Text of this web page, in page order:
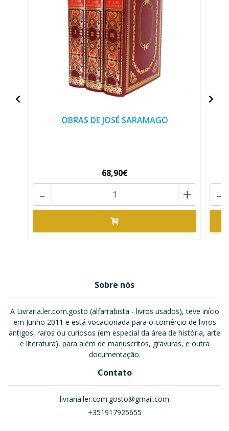
OBRAS DE JOSÉ SARAMAGO
68,90€
+
- -
Sobre nós
A Livraria.ler.com.gosto (alfarrabista - livros usados), teve início
em Junho 2011 e está vocacionada para o comércio de livros
antigos, raros ou curiosos (em especial da área de história, arte
e literatura), para além de manuscritos, gravuras, e outra
documentação.
Contato
livraria.ler.com.gosto@gmail.com
+351917925655